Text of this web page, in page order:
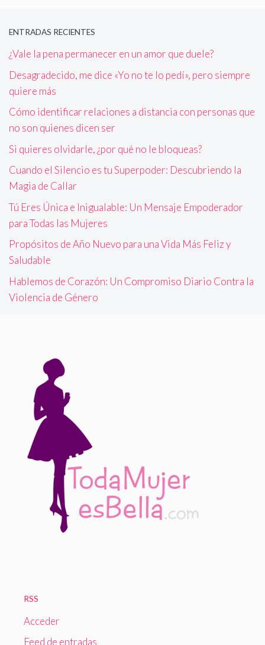
ENTRADAS RECIENTES
¿Vale la pena permanecer en un amor que duele?
Desagradecido, me dice «Yo no te lo pedí», pero siempre
quiere más
Cómo identificar relaciones a distancia con personas que
no son quienes dicen ser
Si quieres olvidarle, ¿por qué no le bloqueas?
Cuando el Silencio es tu Superpoder: Descubriendo la
Magia de Callar
Tú Eres Única e Inigualable: Un Mensaje Empoderador
para Todas las Mujeres
Propósitos de Año Nuevo para una Vida Más Feliz y
Saludable
Hablemos de Corazón: Un Compromiso Diario Contra la
Violencia de Género
RSS
Acceder
Feed de entradas